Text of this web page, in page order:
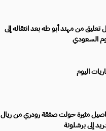
تعليق من مهند أبو طه بعد انتقاله إلى
السعودي
اليوم
مثيرة حولت صفقة رودري من ريال
إلى برشلونة